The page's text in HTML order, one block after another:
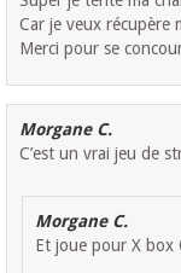
Car je veux récupère
Merci pour se
Morgane C.
C’est un vrai jeu de
Morgane C.
Et joue pour X box